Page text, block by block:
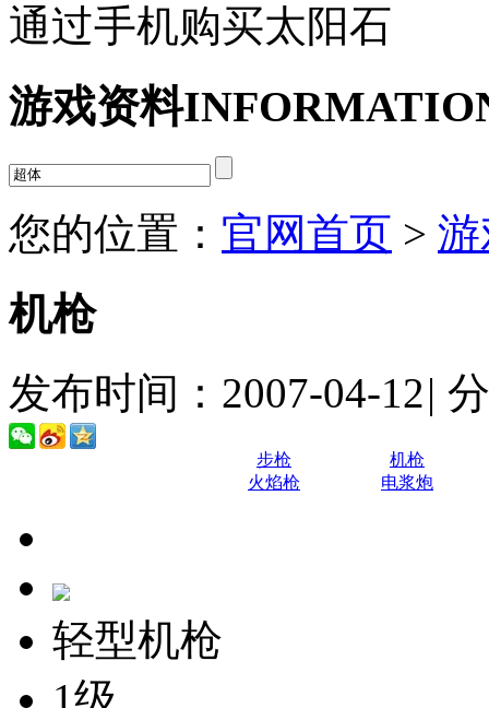
通过手机购买太阳石
游戏资料
您的位置： 官网首页 >
机枪
发布时间：2007-04-12|
步枪
机枪
火焰枪
电浆炮
轻型机枪